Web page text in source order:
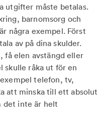
utgifter måste betalas.
barnomsorg och
några exempel. Först
av på dina skulder.
få elen avstängd eller
skulle råka ut för en
telefon, tv,
att minska till ett absolut
det inte är helt